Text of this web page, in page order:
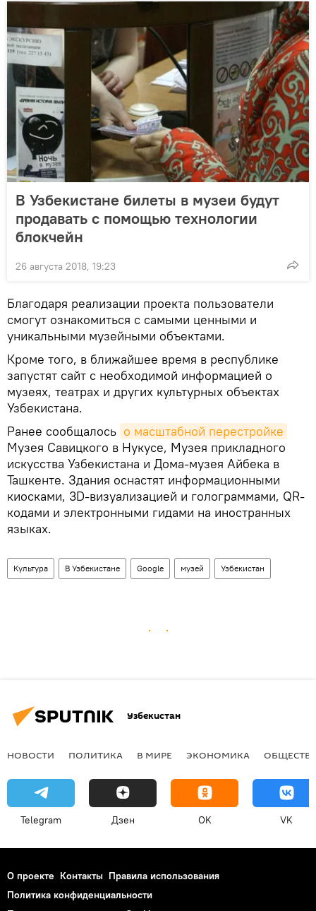
В Узбекистане билеты в музеи будут
продавать с помощью технологии
блокчейн
26 августа 2018, 19:23
Благодаря реализации проекта пользователи
смогут ознакомиться с самыми ценными и
уникальными музейными объектами.
Кроме того, в ближайшее время в республике
запустят сайт с необходимой информацией о
музеях, театрах и других культурных объектах
Узбекистана.
Ранее сообщалось о масштабной перестройке
Музея Савицкого в Нукусе, Музея прикладного
искусства Узбекистана и Дома-музея Айбека в
Ташкенте. Здания оснастят информационными
киосками, 3D-визуализацией и голограммами, QR-
кодами и электронными гидами на иностранных
языках.
Культура В Узбекистане Google музей Узбекистан
Узбекистан
НОВОСТИ ПОЛИТИКА В МИРЕ ЭКОНОМИКА
Telegram Дзен OK VK
О проекте Контакты Правила использования
Политика конфиденциальности